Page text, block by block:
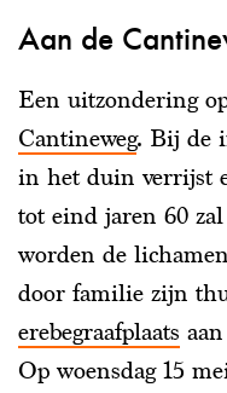
Aan de
Een uitzondering
Cantineweg. Bij de
in het duin verrijst
tot eind jaren 60
worden de
door familie zijn
erebegraafplaats
Op woensdag 15